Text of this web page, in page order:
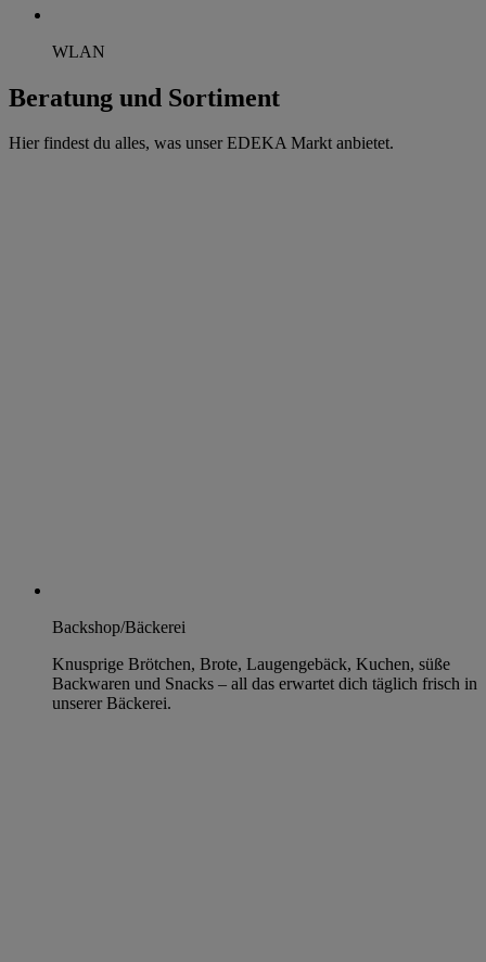
WLAN
Beratung und Sortiment
Hier findest du alles, was unser EDEKA Markt anbietet.
Backshop/Bäckerei
Knusprige Brötchen, Brote, Laugengebäck, Kuchen, süße
Backwaren und Snacks – all das erwartet dich täglich frisch in
unserer Bäckerei.